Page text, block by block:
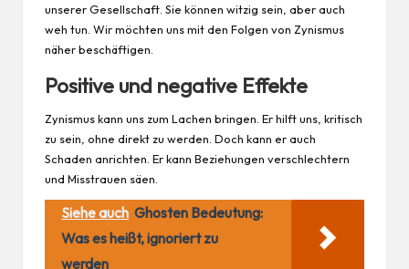
unserer Gesellschaft. Sie können witzig sein, aber auch
weh tun. Wir möchten uns mit den Folgen von Zynismus
näher beschäftigen.
Positive und negative Effekte
Zynismus kann uns zum Lachen bringen. Er hilft uns, kritisch
zu sein, ohne direkt zu werden. Doch kann er auch
Schaden anrichten. Er kann Beziehungen verschlechtern
und Misstrauen säen.
Siehe auch Ghosten Bedeutung:
Was es heißt, ignoriert zu
werden